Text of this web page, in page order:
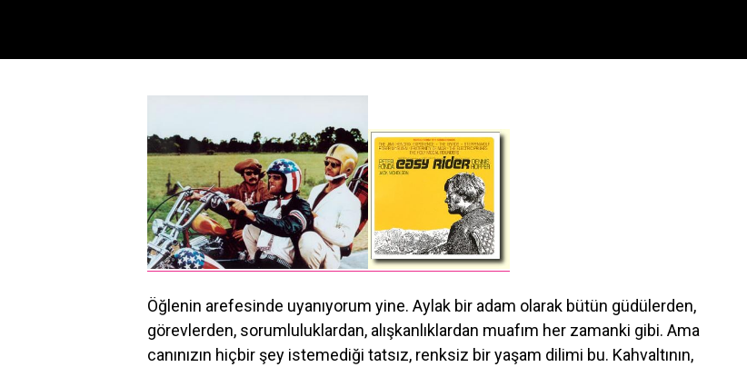
Öğlenin arefesinde uyanıyorum yine. Aylak bir adam olarak bütün güdülerden,
görevlerden, sorumluluklardan, alışkanlıklardan muafım her zamanki gibi. Ama
canınızın hiçbir şey istemediği tatsız, renksiz bir yaşam dilimi bu. Kahvaltının,